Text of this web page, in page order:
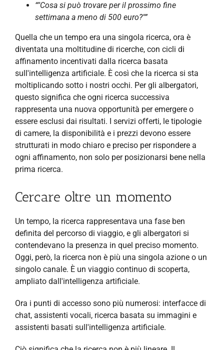
“"Cosa si può trovare per il prossimo fine
settimana a meno di 500 euro?"”
Quella che un tempo era una singola ricerca, ora è
diventata una moltitudine di ricerche, con cicli di
affinamento incentivati dalla ricerca basata
sull'intelligenza artificiale. È così che la ricerca si sta
moltiplicando sotto i nostri occhi. Per gli albergatori,
questo significa che ogni ricerca successiva
rappresenta una nuova opportunità per emergere o
essere esclusi dai risultati. I servizi offerti, le tipologie
di camere, la disponibilità e i prezzi devono essere
strutturati in modo chiaro e preciso per rispondere a
ogni affinamento, non solo per posizionarsi bene nella
prima ricerca.
Cercare oltre un momento
Un tempo, la ricerca rappresentava una fase ben
definita del percorso di viaggio, e gli albergatori si
contendevano la presenza in quel preciso momento.
Oggi, però, la ricerca non è più una singola azione o un
singolo canale. È un viaggio continuo di scoperta,
ampliato dall'intelligenza artificiale.
Ora i punti di accesso sono più numerosi: interfacce di
chat, assistenti vocali, ricerca basata su immagini e
assistenti basati sull'intelligenza artificiale.